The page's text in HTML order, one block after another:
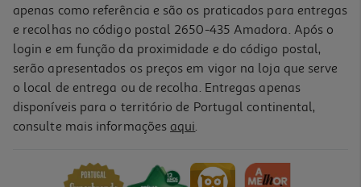
Almofada Actuel Algodão 45x45cm Modelos Sortidos
apenas como referência e são os praticados para entregas
e recolhas no código postal 2650-435 Amadora. Após o
login e em função da proximidade e do código postal,
serão apresentados os preços em vigor na loja que serve
o local de entrega ou de recolha. Entregas apenas
disponíveis para o território de Portugal continental,
consulte mais informações aqui.